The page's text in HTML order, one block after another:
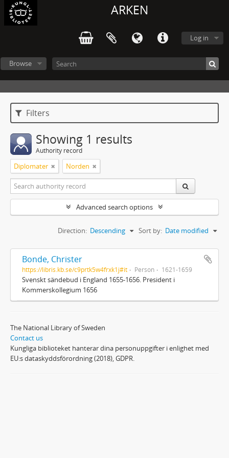
ARKEN
Log in
Browse
Filters
Showing 1 results
Authority record
Diplomater Norden
Advanced search options
Sort by: Date modified
Direction: Descending
Bonde, Christer
https://libris.kb.se/c9prtk5w4frxk1j#it Person 1621-1659
Svenskt sändebud i England 1655-1656. President i
Kommerskollegium 1656
The National Library of Sweden
Contact us
Kungliga biblioteket hanterar dina personuppgifter i enlighet med
EU:s dataskyddsförordning (2018), GDPR.